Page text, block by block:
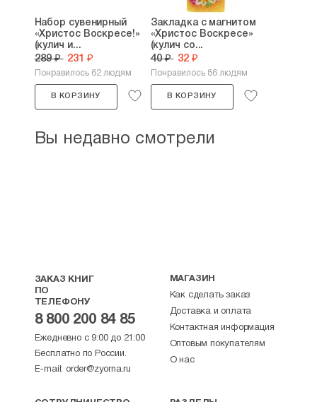
Набор сувенирный
«Христос Воскресе!»
(кулич и...
289 ₽ 231 ₽
Понравилось 62 людям
В КОРЗИНУ
Закладка с магнитом
«Христос Воскресе»
(кулич со...
40 ₽ 32 ₽
Понравилось 86 людям
В КОРЗИНУ
Вы недавно смотрели
ЗАКАЗ КНИГ
ПО
ТЕЛЕФОНУ
8 800 200 84 85
Ежедневно с 9:00 до 21:00
Бесплатно по России.
E-mail: order@zyorna.ru
МАГАЗИН
Как сделать заказ
Доставка и оплата
Контактная информация
Оптовым покупателям
О нас